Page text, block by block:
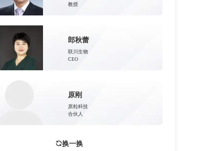
教授
郎秋蕾
联川生物
CEO
原刚
原粒科技
合伙人
换一换